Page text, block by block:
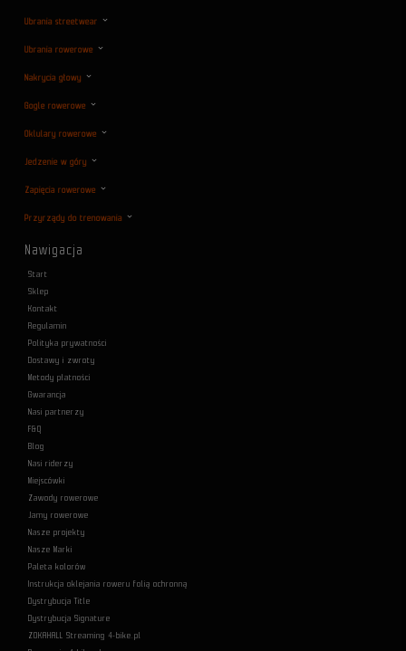
Ubrania streetwear
Ubrania rowerowe
Nakrycia głowy
Gogle rowerowe
Oklulary rowerowe
Jedzenie w góry
Zapięcia rowerowe
Przyrządy do trenowania
Nawigacja
Start
Sklep
Kontakt
Regulamin
Polityka prywatności
Dostawy i zwroty
Metody płatności
Gwarancja
Nasi partnerzy
F&Q
Blog
Nasi riderzy
Miejscówki
Zawody rowerowe
Jamy rowerowe
Nasze projekty
Nasze Marki
Paleta kolorów
Instrukcja oklejania roweru folią ochronną
Dystrybucja Title
Dystrybucja Signature
ZOKAHALL Streaming 4-bike.pl